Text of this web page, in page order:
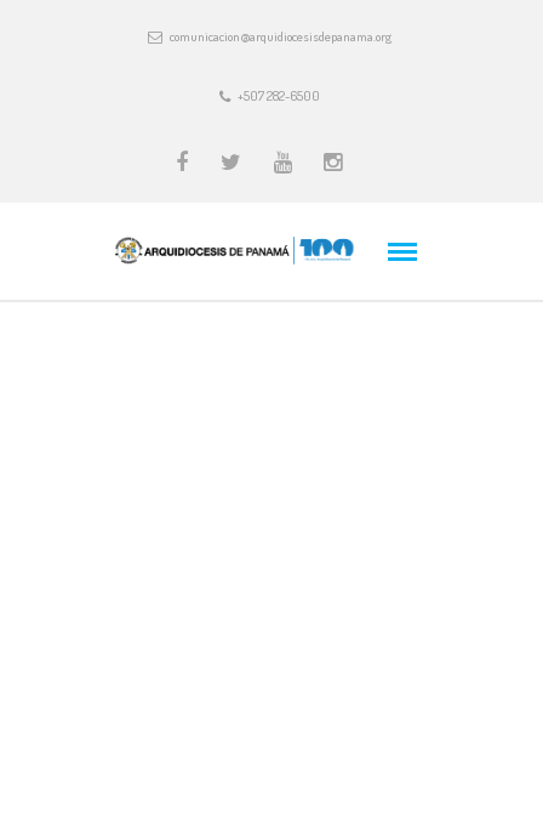
comunicacion@arquidiocesisdepanama.org
+507 282-6500